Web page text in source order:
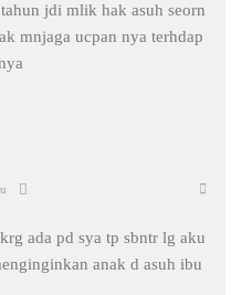
jdi mlik hak asuh seorn
mnjaga ucpan nya terhdap
ada pd sya tp sbntr lg aku
anak d asuh ibu